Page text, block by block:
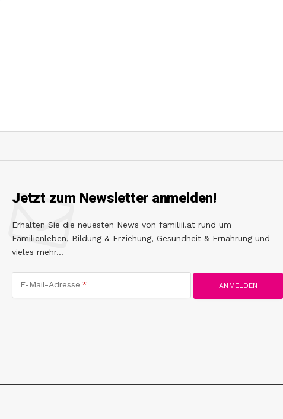
Jetzt zum Newsletter anmelden!
Erhalten Sie die neuesten News von familiii.at rund um
Familienleben, Bildung & Erziehung, Gesundheit & Ernährung und
vieles mehr...
E-Mail-Adresse